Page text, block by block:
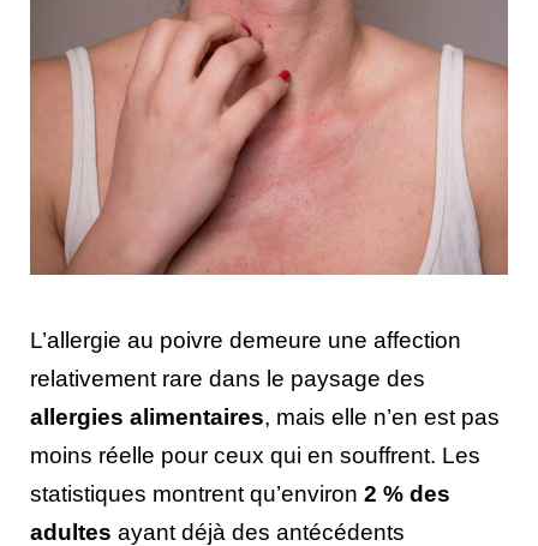
L’allergie au poivre demeure une affection
relativement rare dans le paysage des
allergies alimentaires, mais elle n’en est pas
moins réelle pour ceux qui en souffrent. Les
statistiques montrent qu’environ 2 % des
adultes ayant déjà des antécédents